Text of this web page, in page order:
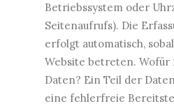
Betriebssystem oder
Seitenaufrufs). Die
erfolgt automatisch,
Website betreten.
Daten? Ein Teil der
eine fehlerfreie